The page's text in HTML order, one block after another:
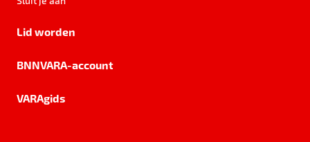
Lid worden
BNNVARA-account
VARAgids